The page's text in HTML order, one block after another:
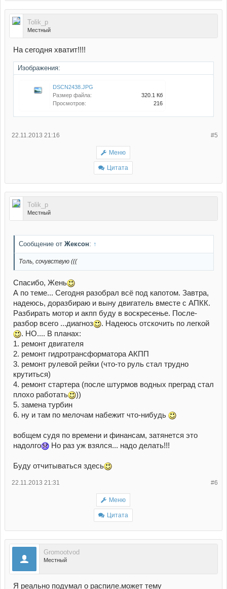
Tolik_p
Местный
На сегодня хватит!!!!
Изображения:
DSCN2438.JPG
Размер файла:
320.1 Кб
Просмотров:
216
#5
22.11.2013 21:16
Меню
Цитата
Tolik_p
Местный
Сообщение от Жексон: ↑
Толь, сочувствую (((
Спасибо, Жень
А по теме... Сегодня разобрал всё под капотом. Завтра,
надеюсь, доразбираю и выну двигатель вместе с АПКК.
Разбирать мотор и акпп буду в воскресенье. После-
разбор всего ...диагноз
. Надеюсь отскочить по легкой
. НО.... В планах:
1. ремонт двигателя
2. ремонт гидротрансформатора АКПП
3. ремонт рулевой рейки (что-то руль стал трудно
крутиться)
4. ремонт стартера (после штурмов водных преград стал
плохо работать
))
5. замена турбин
6. ну и там по мелочам набежит что-нибудь
вобщем судя по времени и финансам, затянется это
надолго
Но раз уж взялся... надо делать!!!
Буду отчитываться здесь
#6
22.11.2013 21:31
Меню
Цитата
Gromootvod
Местный
Я реально подумал о распиле.может тему